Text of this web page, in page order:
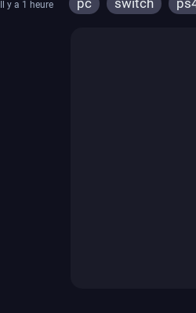
Il y a 1 heure pc switch